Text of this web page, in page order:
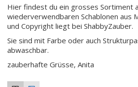
Hier findest du ein grosses Sortiment
wiederverwendbaren Schablonen aus
und Copyright liegt bei ShabbyZauber.
Sie sind mit Farbe oder auch
abwaschbar.
zauberhafte Grüsse, Anita